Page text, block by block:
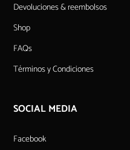
Devoluciones & reembolsos
Shop
FAQs
Términos y Condiciones
SOCIAL MEDIA
Facebook